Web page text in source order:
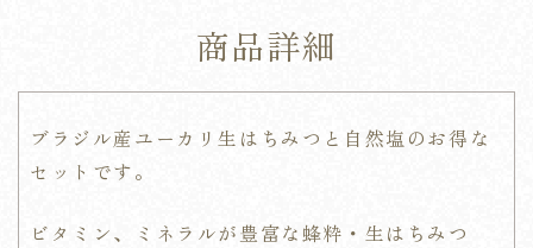
商品詳細
ブラジル産ユーカリ生はちみつと自然塩のお得な
セットです。
ビタミン、ミネラルが豊富な蜂粋・生はちみつ